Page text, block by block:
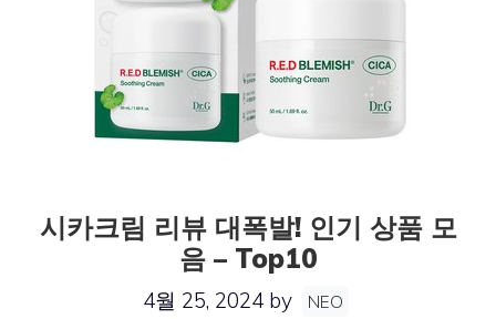
시카크림 리뷰 대폭발! 인기 상품 모
음 – Top10
4월 25, 2024 by NEO